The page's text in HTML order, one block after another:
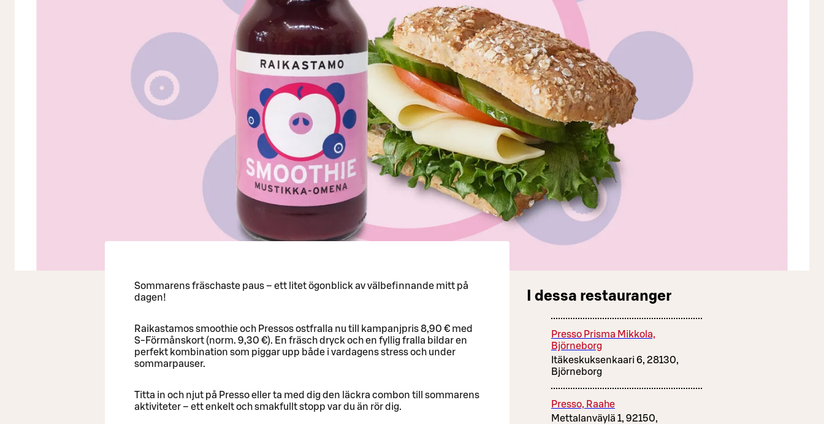
Sommarens fräschaste paus – ett litet ögonblick av välbefinnande mitt på
dagen!
Raikastamos smoothie och Pressos ostfralla nu till kampanjpris 8,90 € med
S-Förmånskort (norm. 9,30 €). En fräsch dryck och en fyllig fralla bildar en
perfekt kombination som piggar upp både i vardagens stress och under
sommarpauser.
Titta in och njut på Presso eller ta med dig den läckra combon till sommarens
aktiviteter – ett enkelt och smakfullt stopp var du än rör dig.
I dessa restauranger
Presso Prisma Mikkola,
Björneborg
Itäkeskuksenkaari 6, 28130,
Björneborg
Presso, Raahe
Mettalanväylä 1, 92150,